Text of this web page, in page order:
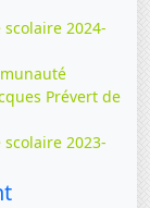
2024-
Prévert de
2023-